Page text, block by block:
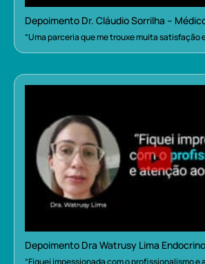
Depoimento Dr. Cláudio Sorrilha –
“Uma parceria que me trouxe muita satisfação
Depoimento Dra Watrusy Lima
“Fiquei impessionada com o profissionalismo e